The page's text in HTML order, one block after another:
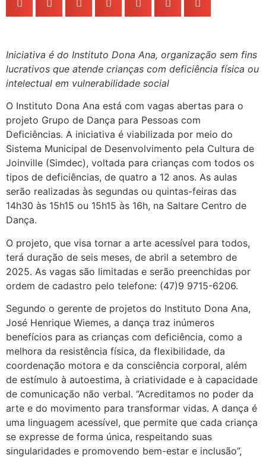
Iniciativa é do Instituto Dona Ana, organização sem fins
lucrativos que atende crianças com deficiência física ou
intelectual em vulnerabilidade social
O Instituto Dona Ana está com vagas abertas para o
projeto Grupo de Dança para Pessoas com
Deficiências. A iniciativa é viabilizada por meio do
Sistema Municipal de Desenvolvimento pela Cultura de
Joinville (Simdec), voltada para crianças com todos os
tipos de deficiências, de quatro a 12 anos. As aulas
serão realizadas às segundas ou quintas-feiras das
14h30 às 15h15 ou 15h15 às 16h, na Saltare Centro de
Dança.
O projeto, que visa tornar a arte acessível para todos,
terá duração de seis meses, de abril a setembro de
2025. As vagas são limitadas e serão preenchidas por
ordem de cadastro pelo telefone: (47)9 9715-6206.
Segundo o gerente de projetos do Instituto Dona Ana,
José Henrique Wiemes, a dança traz inúmeros
benefícios para as crianças com deficiência, como a
melhora da resistência física, da flexibilidade, da
coordenação motora e da consciência corporal, além
de estímulo à autoestima, à criatividade e à capacidade
de comunicação não verbal. “Acreditamos no poder da
arte e do movimento para transformar vidas. A dança é
uma linguagem acessível, que permite que cada criança
se expresse de forma única, respeitando suas
singularidades e promovendo bem-estar e inclusão”,